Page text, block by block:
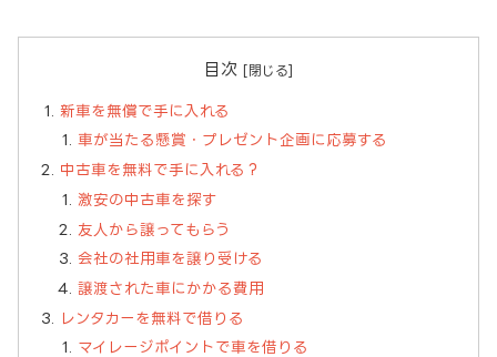
目次
新車を無償で手に入れる
車が当たる懸賞・プレゼント企画に応募する
中古車を無料で手に入れる？
激安の中古車を探す
友人から譲ってもらう
会社の社用車を譲り受ける
譲渡された車にかかる費用
レンタカーを無料で借りる
マイレージポイントで車を借りる